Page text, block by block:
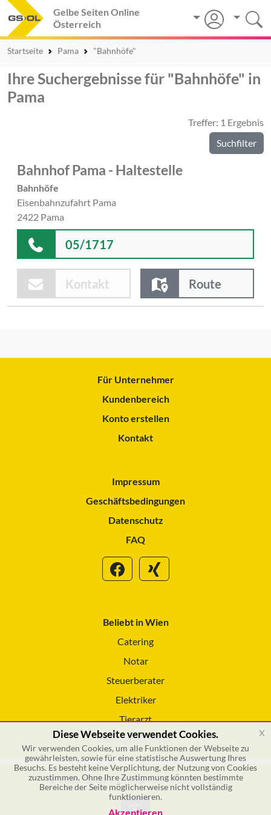
Gelbe Seiten Online
Österreich
Startseite Pama "Bahnhöfe"
Ihre Suchergebnisse für "Bahnhöfe" in
Pama
Treffer: 1 Ergebnis
Suchfilter
Bahnhof Pama - Haltestelle
Bahnhöfe
Eisenbahnzufahrt Pama
2422 Pama
05/1717
Kontakt Route
Für Unternehmer
Kundenbereich
Konto erstellen
Kontakt
Impressum
Geschäftsbedingungen
Datenschutz
FAQ
Beliebt in Wien
Catering
Notar
Steuerberater
Elektriker
Tierarzt
Reinigungsservice
© 2026 GSOL – Online Marketing GmbH
Diese Webseite verwendet Cookies.
Wir verwenden Cookies, um alle Funktionen der Webseite zu
gewährleisten, sowie für eine statistische Auswertung Ihres
Besuchs. Es besteht keine Verplichtung, der Nutzung von Cookies
zuzustimmen. Ohne Ihre Zustimmung könnten bestimmte
Bereiche der Seite möglicherweise nicht vollständig
funktionieren.
Akzeptieren
x